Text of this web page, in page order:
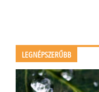
LEGNÉPSZERŰBB